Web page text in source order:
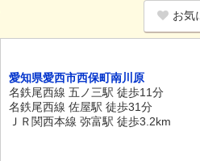
お気
愛知県愛西市西保町南川原
名鉄尾西線 五ノ三駅 徒歩11分
名鉄尾西線 佐屋駅 徒歩31分
ＪＲ関西本線 弥富駅 徒歩3.2km